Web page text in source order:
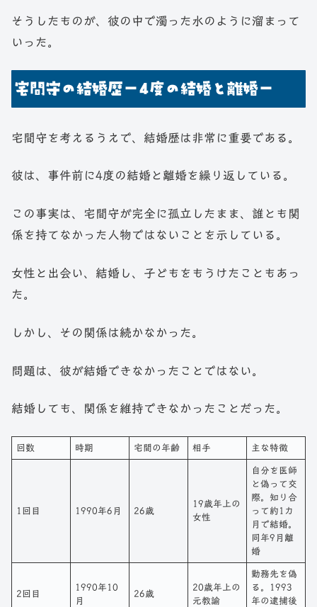
そうしたものが、彼の中で濁った水のように溜まって
いった。
宅間守の結婚歴ー4度の結婚と離婚ー
宅間守を考えるうえで、結婚歴は非常に重要である。
彼は、事件前に4度の結婚と離婚を繰り返している。
この事実は、宅間守が完全に孤立したまま、誰とも関
係を持てなかった人物ではないことを示している。
女性と出会い、結婚し、子どもをもうけたこともあっ
た。
しかし、その関係は続かなかった。
問題は、彼が結婚できなかったことではない。
結婚しても、関係を維持できなかったことだった。
回数 時期 宅間の年齢 相手 主な特徴
1回目 1990年6月 26歳
19歳年上の
女性
自分を医師
と偽って交
際。知り合
って約1カ
月で結婚。
同年9月離
婚
2回目
1990年10
月
26歳
20歳年上の
元教諭
勤務先を偽
る。1993
年の逮捕後